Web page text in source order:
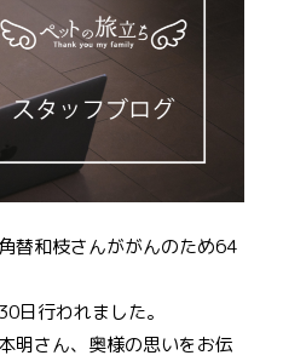
替和枝さんががんのため64
日行われました。
明さん、奥様の思いをお伝